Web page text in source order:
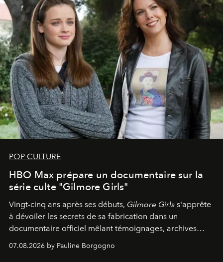
POP CULTURE
HBO Max prépare un documentaire sur la
série culte "Gilmore Girls"
Vingt-cinq ans après ses débuts, Gilmore Girls s'apprête
à dévoiler les secrets de sa fabrication dans un
documentaire officiel mêlant témoignages, archives
inédites et plongée dans les coulisses d'un phénomène
générationnel.
07.08.2026 by Pauline Borgogno